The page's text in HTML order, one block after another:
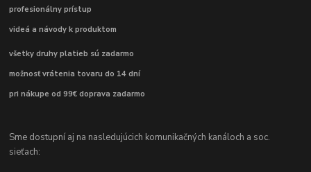
profesionálny prístup
videá a návody k produktom
všetky druhy platieb sú zadarmo
možnosť vrátenia tovaru do 14 dní
pri nákupe od 99€ doprava zadarmo
Sme dostupní aj na nasledujúcich komunikačných kanáloch a soc.
sieťach: